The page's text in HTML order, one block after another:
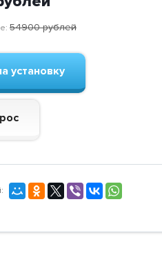
54900рублей
установку